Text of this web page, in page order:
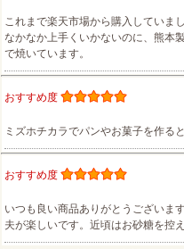
これまで楽天市場から購入していま
なかなか上手くいかないのに、熊本
で焼いています。
おすすめ度
ミズホチカラでパンやお菓子を作る
おすすめ度
いつも良い商品ありがとうございま
夫が楽しいです。近頃はお砂糖を控